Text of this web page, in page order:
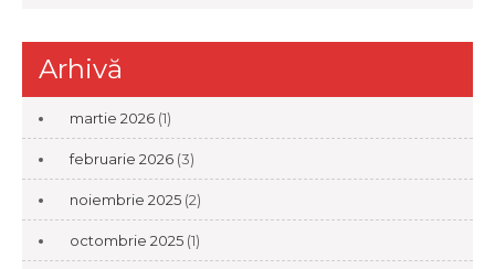
Arhivă
martie 2026 (1)
februarie 2026 (3)
noiembrie 2025 (2)
octombrie 2025 (1)